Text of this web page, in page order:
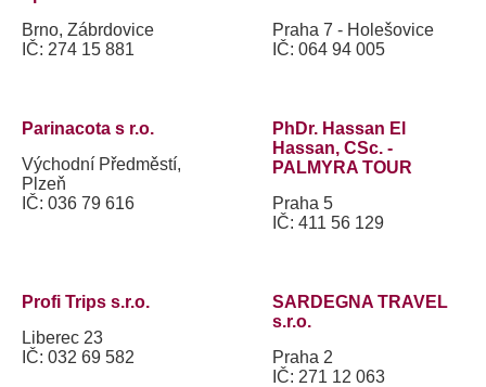
Brno, Zábrdovice
IČ: 274 15 881
Praha 7 - Holešovice
IČ: 064 94 005
Parinacota s r.o.
Východní Předměstí,
Plzeň
IČ: 036 79 616
PhDr. Hassan El
Hassan, CSc. -
PALMYRA TOUR
Praha 5
IČ: 411 56 129
Profi Trips s.r.o.
Liberec 23
IČ: 032 69 582
SARDEGNA TRAVEL
s.r.o.
Praha 2
IČ: 271 12 063